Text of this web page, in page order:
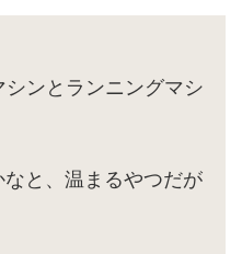
ンとランニングマシ
と、温まるやつだが